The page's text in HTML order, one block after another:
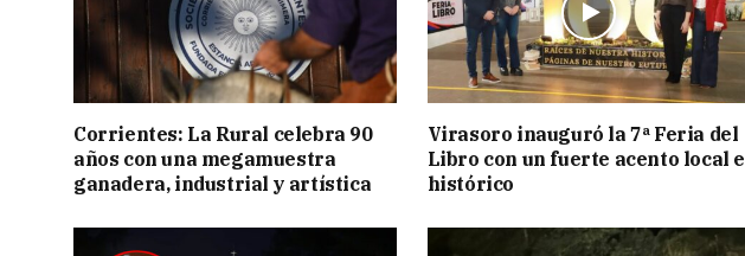
Corrientes: La Rural celebra 90
años con una megamuestra
ganadera, industrial y artística
Virasoro inauguró la 7ª Feria del
Libro con un fuerte acento local e
histórico